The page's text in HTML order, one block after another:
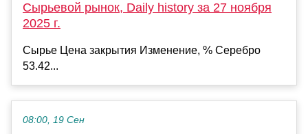
Сырьевой рынок, Daily history за 27 ноября
2025 г.
Сырье Цена закрытия Изменение, % Серебро
53.42...
08:00, 19 Сен